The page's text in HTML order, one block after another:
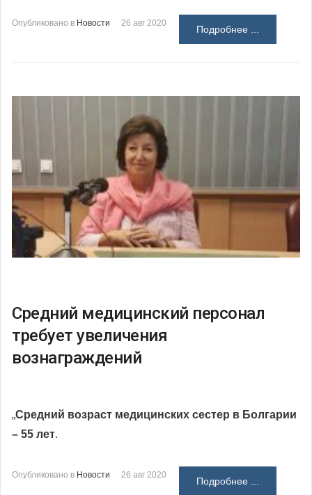
Опубликовано в Новости 26 авг 2020
Подробнее ...
Средний медицинский персонал
требует увеличения
вознаграждений
„Средний возраст медицинских сестер в Болгарии
– 55 лет.
Опубликовано в Новости 26 авг 2020
Подробнее ...